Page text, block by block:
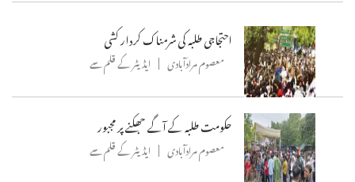
احتجاجی طلبہ کی شرمناک کردار کشی
معصوم مرادآبادی ایڈیٹر کے قلم سے
حکومت طلبہ کے آگے جھکنے پر مجبور
معصوم مرادآبادی ایڈیٹر کے قلم سے